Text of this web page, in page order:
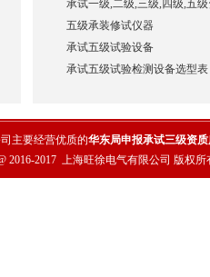
承试一级,二级,三级,四级,五
五级承装修试仪器
承试五级试验设备
承试五级试验检测设备选型表
主要经营优质的华东局申报承试三级资
2016-2017 上海旺徐电气有限公司 版权